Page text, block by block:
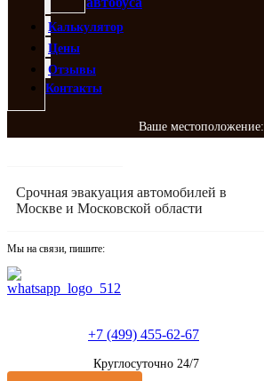
Калькулятор
Цены
Отзывы
Контакты
Ваше местоположение:
Срочная эвакуация автомобилей в
Москве и Московской области
Мы на связи, пишите:
+7 (499) 455-62-67
Круглосуточно 24/7